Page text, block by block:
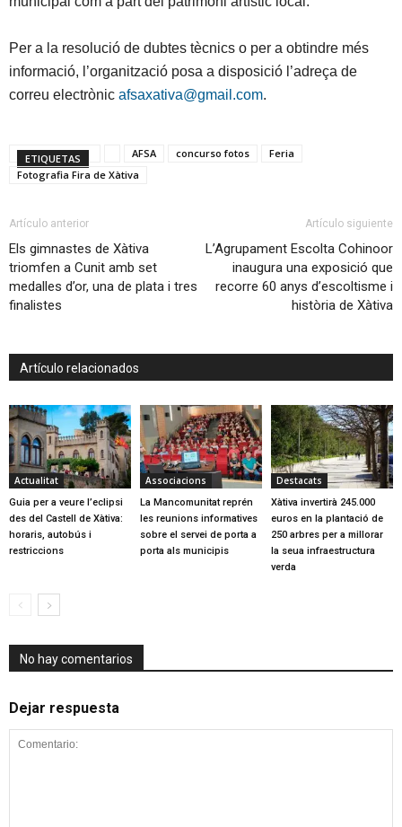
Per a la resolució de dubtes tècnics o per a obtindre més
informació, l’organització posa a disposició l’adreça de
correu electrònic afsaxativa@gmail.com.
ETIQUETAS AFSA concurso fotos
Feria
Fotografia Fira de Xàtiva
Artículo anterior
Els gimnastes de Xàtiva
triomfen a Cunit amb set
medalles d’or, una de plata i tres
finalistes
Artículo siguiente
L’Agrupament Escolta Cohinoor
inaugura una exposició que
recorre 60 anys d’escoltisme i
història de Xàtiva
Artículo relacionados
Actualitat
Guia per a veure l’eclipsi
des del Castell de Xàtiva:
horaris, autobús i
restriccions
Associacions
La Mancomunitat reprén
les reunions informatives
sobre el servei de porta a
porta als municipis
Destacats
Xàtiva invertirà 245.000
euros en la plantació de
250 arbres per a millorar
la seua infraestructura
verda
No hay comentarios
Dejar respuesta